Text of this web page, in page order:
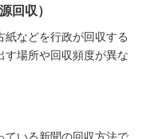
回収）
などを行政が回収する
す場所や回収頻度が異な